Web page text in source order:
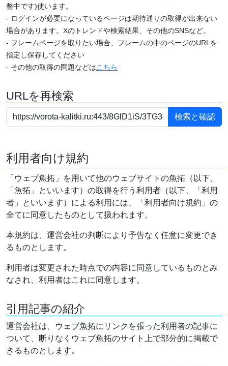
整中です)使います。
- ログインが必要になっているページは期待通りの取得が出来ない
場合があります。Xのトレンドや検索結果、その他のSNSなど。
- フレームページを取りたい場合、フレームの中のページのURLを
指定し保存してください
- その他の取得の問題などはこちら
URLを再検索
利用者向け規約
「ウェブ魚拓」を用いて他のウェブサイトの魚拓（以下、
「魚拓」といいます）の取得を行う利用者（以下、「利用
者」といいます）による利用には、「利用者向け規約」の
全てに同意したものとして扱われます。
本規約は、運営会社の判断により予告なく任意に変更でき
るものとします。
利用者は変更された時点での内容に同意しているものとみ
なされ、利用者はこれに同意します。
引用記事の紹介
運営会社は、ウェブ魚拓にリンクを張った利用者の記事に
ついて、断りなくウェブ魚拓のサイト上で部分的に掲載で
きるものとします。